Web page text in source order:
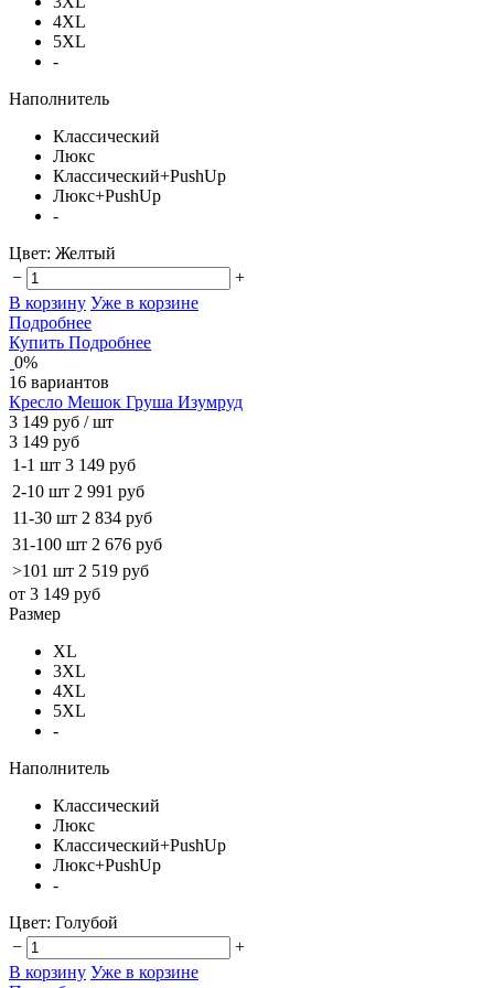
4XL
5XL
-
Наполнитель
Классический
Люкс
Классический+PushUp
Люкс+PushUp
-
Цвет: Желтый
−
+
В корзину Уже в корзине
Подробнее
Купить Подробнее
0%
16 вариантов
Кресло Мешок Груша Изумруд
3 149 руб / шт
3 149 руб
1-1 шт 3 149 руб
2-10 шт 2 991 руб
11-30 шт 2 834 руб
31-100 шт 2 676 руб
>101 шт 2 519 руб
от 3 149 руб
Размер
XL
3XL
4XL
5XL
-
Наполнитель
Классический
Люкс
Классический+PushUp
Люкс+PushUp
-
Цвет: Голубой
−
+
В корзину Уже в корзине